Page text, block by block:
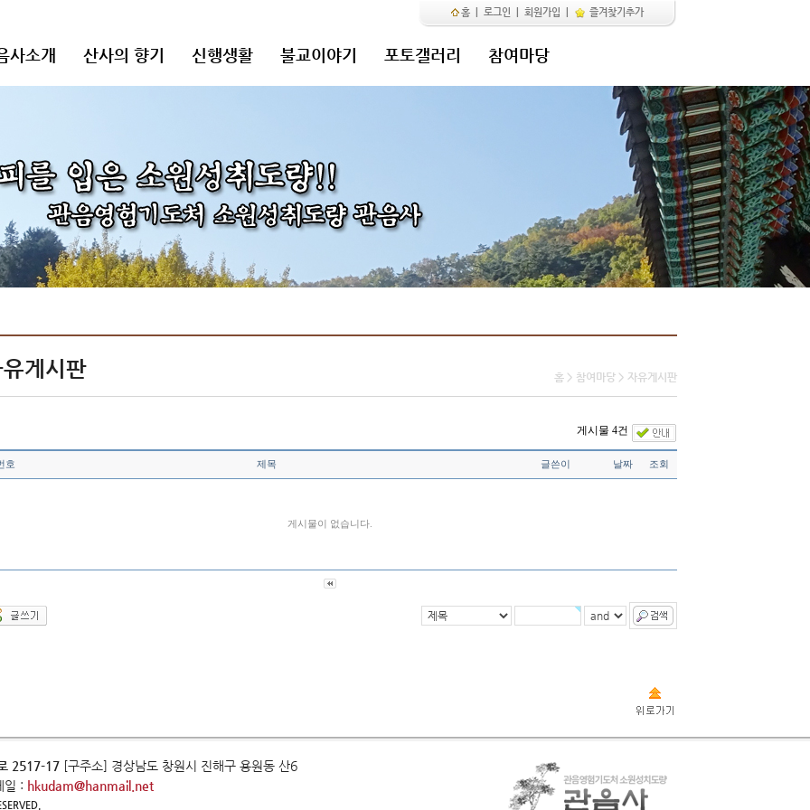
홈| 로그인 회원가입 즐겨찾기추가
사소개 산사의 향기 신행생활 불교이야기 포토갤러리 참여마당
게시판 홈 > 참여마당 > 자유게시판
게시물 4건
호 제목 글쓴이 날짜 조회
게시물이 없습니다.
2517-17 [구주소] 경상남도 창원시 진해구 용원동 산6
일 : hkudam@hanmail.net